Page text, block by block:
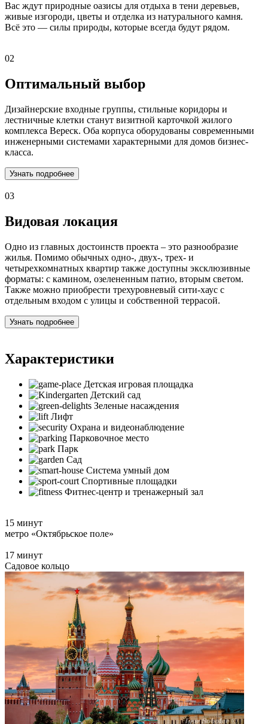
Вас ждут природные оазисы для отдыха в тени деревьев,
живые изгороди, цветы и отделка из натурального камня.
Всё это — силы природы, которые всегда будут рядом.
02
Оптимальный выбор
Дизайнерские входные группы, стильные коридоры и
лестничные клетки станут визитной карточкой жилого
комплекса Вереск. Оба корпуса оборудованы современными
инженерными системами характерными для домов бизнес-
класса.
Узнать подробнее
03
Видовая локация
Одно из главных достоинств проекта – это разнообразие
жилья. Помимо обычных одно-, двух-, трех- и
четырехкомнатных квартир также доступны эксклюзивные
форматы: с камином, озелененным патио, вторым светом.
Также можно приобрести трехуровневый сити-хаус с
отдельным входом с улицы и собственной террасой.
Узнать подробнее
Характеристики
Детская игровая площадка
Детский сад
Зеленые насаждения
Лифт
Охрана и видеонаблюдение
Парковочное место
Парк
Сад
Система умный дом
Спортивные площадки
Фитнес-центр и тренажерный зал
15 минут
метро «Октябрьское поле»
17 минут
Садовое кольцо